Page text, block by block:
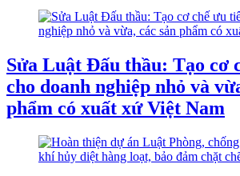
Sửa Luật Đấu thầu: Tạo cơ
cho doanh nghiệp nhỏ và
phẩm có xuất xứ Việt Nam